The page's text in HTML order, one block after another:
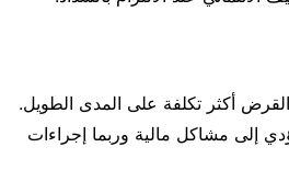
القرض أكثر تكلفة على المدى الطويل.
إلى مشاكل مالية وربما إجراءات